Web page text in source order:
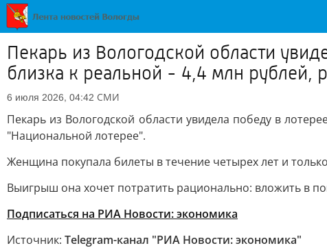
Пекарь из Вологодской области
близка к реальной - 4,4 млн рублей,
6 июля 2026, 04:42 СМИ
Пекарь из Вологодской области увидела победу в
"Национальной лотерее".
Женщина покупала билеты в течение четырех лет и
Выигрыш она хочет потратить рационально: вложить в
Подписаться на РИА Новости: экономика
Источник: Telegram-канал "РИА Новости: экономика"